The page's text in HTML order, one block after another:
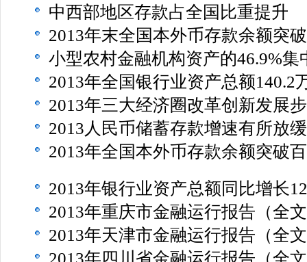
中西部地区存款占全国比重提升
2013年末全国本外币存款余额突
小型农村金融机构资产的46.9%集
2013年全国银行业资产总额140.2
2013年三大经济圈改革创新发展
2013人民币储蓄存款增速有所放缓
2013年全国本外币存款余额突破
2013年银行业资产总额同比增长
2013年重庆市金融运行报告（全
2013年天津市金融运行报告（全
2013年四川省金融运行报告（全